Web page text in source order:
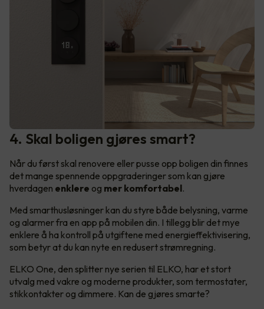
4. Skal boligen gjøres smart?
Når du først skal renovere eller pusse opp boligen din finnes
det mange spennende oppgraderinger som kan gjøre
hverdagen enklere og mer komfortabel.
Med smarthusløsninger kan du styre både belysning, varme
og alarmer fra en app på mobilen din. I tillegg blir det mye
enklere å ha kontroll på utgiftene med energieffektivisering,
som betyr at du kan nyte en redusert strømregning.
ELKO One, den splitter nye serien til ELKO, har et stort
utvalg med vakre og moderne produkter, som termostater,
stikkontakter og dimmere. Kan de gjøres smarte?